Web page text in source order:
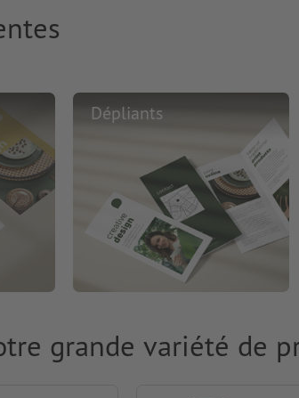
Dépliants
grande variété de